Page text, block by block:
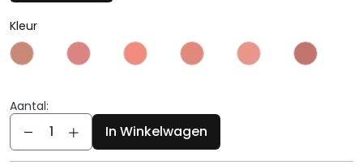
G
e
c
h
t
Kleur
Aantal:
Aantal In Winkelwagen